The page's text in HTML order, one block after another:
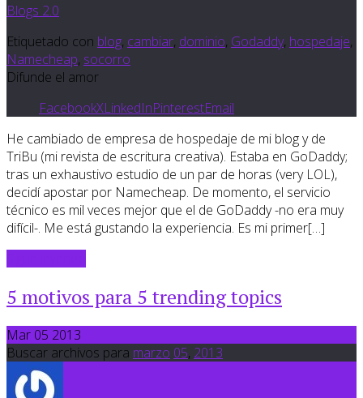
Blogs 2.0
Etiquetado con blog, cambiar, dominio, Godaddy, hospedaje,
Namecheap, socorro
Difunde el amor
FacebookXLinkedInPinterestEmail
He cambiado de empresa de hospedaje de mi blog y de
TriBu (mi revista de escritura creativa). Estaba en GoDaddy;
tras un exhaustivo estudio de un par de horas (very LOL),
decidí apostar por Namecheap. De momento, el servicio
técnico es mil veces mejor que el de GoDaddy -no era muy
difícil-. Me está gustando la experiencia. Es mi primer[…]
5 motivos para 5 trending topics
Mar 05 2013
Buscar archivos para marzo 05, 2013